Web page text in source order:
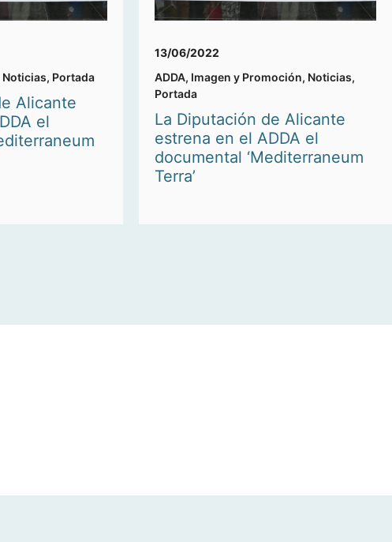
Noticias, Portada
Alicante
el
13/06/2022
ADDA, Imagen y Promoción, Noticias,
Portada
La Diputación de Alicante
estrena en el ADDA el
documental ‘Mediterraneum
Terra’